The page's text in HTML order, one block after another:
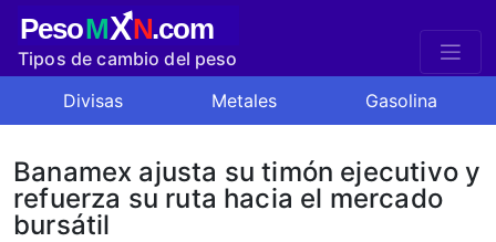
PesoMXN.com
Tipos de cambio del peso
Divisas Metales Gasolina
Banamex ajusta su timón ejecutivo y
refuerza su ruta hacia el mercado
bursátil